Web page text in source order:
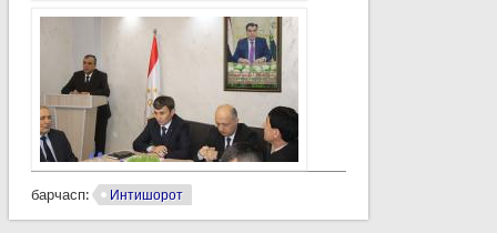
барчасп: Интишорот